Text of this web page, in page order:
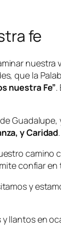
fe
que la
nuestra Fe”.
y Caridad.
confiar en
y
llantos en